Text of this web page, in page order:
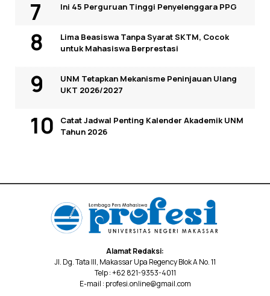
Ini 45 Perguruan Tinggi Penyelenggara PPG
Lima Beasiswa Tanpa Syarat SKTM, Cocok
untuk Mahasiswa Berprestasi
UNM Tetapkan Mekanisme Peninjauan Ulang
UKT 2026/2027
Catat Jadwal Penting Kalender Akademik UNM
Tahun 2026
Alamat Redaksi:
Jl. Dg. Tata III, Makassar Upa Regency Blok A No. 11
Telp : +62 821-9353-4011
E-mail : profesi.online@gmail.com